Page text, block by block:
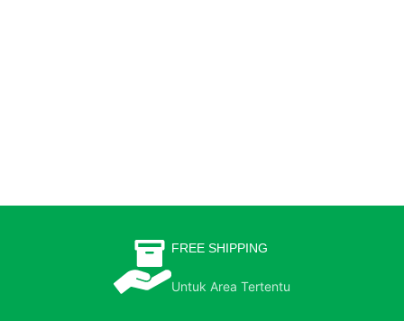
FREE SHIPPING
Untuk Area Tertentu